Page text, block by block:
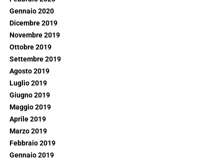
Gennaio 2020
Dicembre 2019
Novembre 2019
Ottobre 2019
Settembre 2019
Agosto 2019
Luglio 2019
Giugno 2019
Maggio 2019
Aprile 2019
Marzo 2019
Febbraio 2019
Gennaio 2019